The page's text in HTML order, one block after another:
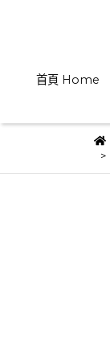
首頁 Home